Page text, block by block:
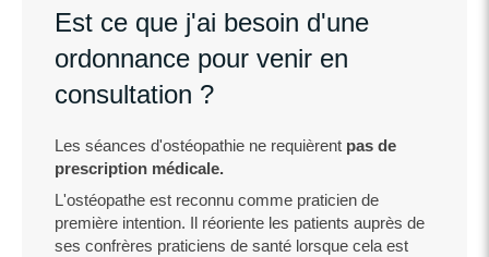
Est ce que j'ai besoin d'une
ordonnance pour venir en
consultation ?
Les séances d'ostéopathie ne requièrent pas de
prescription médicale.
L'ostéopathe est reconnu comme praticien de
première intention. Il réoriente les patients auprès de
ses confrères praticiens de santé lorsque cela est